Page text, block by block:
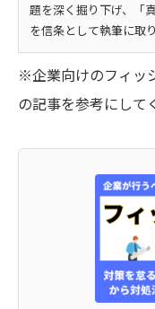
題を深く掘り下げ、「
を信条として執筆に取
※企業向けのフィッ
の記事を参考にして